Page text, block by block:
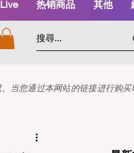
热销商品 其他
当您通过本网站的链接进行购